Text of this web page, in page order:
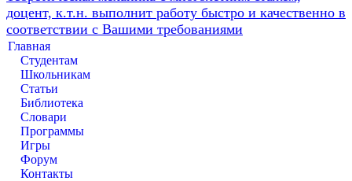
доцент, к.т.н. выполнит работу быстро и качественно в
соответствии с Вашими требованиями
Главная
Студентам
Школьникам
Статьи
Библиотека
Словари
Программы
Игры
Форум
Контакты